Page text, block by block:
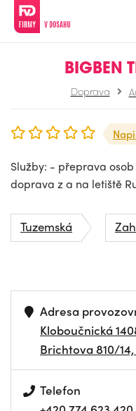
BIGBEN
Doprava
Služby: - přeprava
doprava z a na letiště
Tuzemská
Adresa
Kloboučnická
Brichtova 810/
Telefon